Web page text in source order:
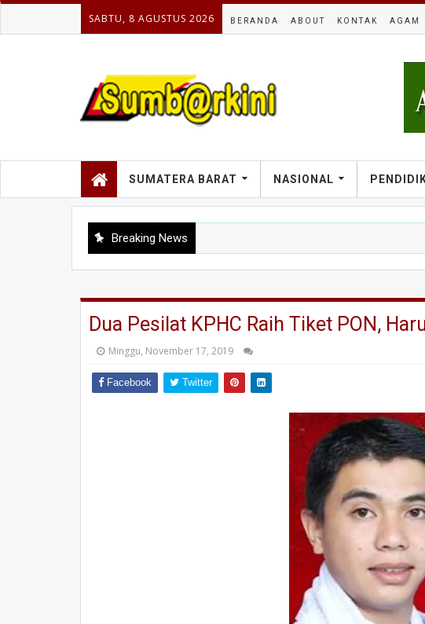
SABTU, 8 AGUSTUS 2026 BERANDA ABOUT KONTAK AGAM
SUMATERA BARAT NASIONAL
Breaking News
Dua Pesilat KPHC Raih Tiket PON,
Minggu, November 17, 2019
Facebook Twitter